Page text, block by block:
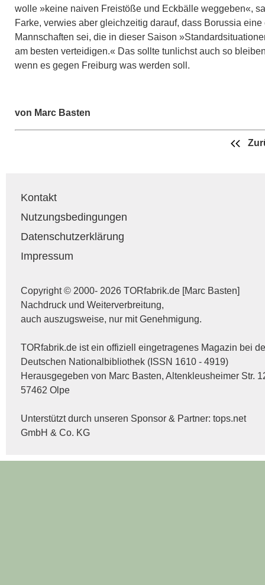
wolle »keine naiven Freistöße und Eckbälle weggeben«,
Farke, verwies aber gleichzeitig darauf, dass Borussia eine
Mannschaften sei, die in dieser Saison
am besten verteidigen.« Das sollte tunlichst auch so
wenn es gegen Freiburg was werden soll.
von Marc Basten
Kontakt
Nutzungsbedingungen
Datenschutzerklärung
Impressum
Copyright © 2000- 2026 TORfabrik.de [Marc Basten]
Nachdruck und Weiterverbreitung,
auch auszugsweise, nur mit Genehmigung.
TORfabrik.de ist ein offiziell eingetragenes Magazin bei
Deutschen Nationalbibliothek (ISSN 1610 - 4919)
Herausgegeben von Marc Basten, Altenkleusheimer Str.
57462 Olpe
Unterstützt durch unseren Sponsor & Partner: tops.net
GmbH & Co. KG